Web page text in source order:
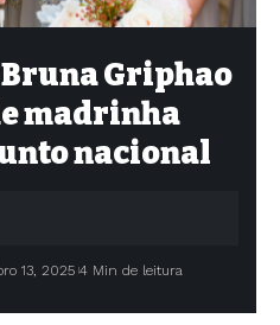
Griphao
madrinha
nacional
13, 2025 4 Min de leitura